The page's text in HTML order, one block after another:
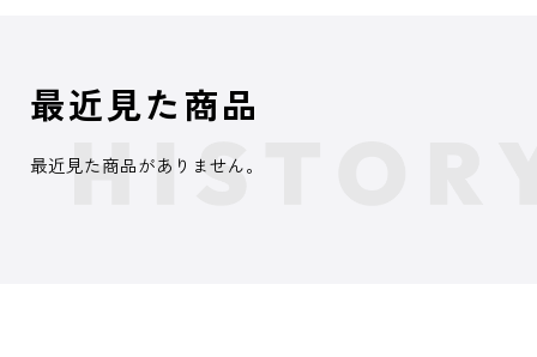
最近見た商品
最近見た商品がありません。